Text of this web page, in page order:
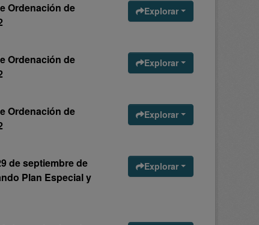
Ordenación de
Explorar
Ordenación de
Explorar
Ordenación de
Explorar
de septiembre de
Plan Especial y
Explorar